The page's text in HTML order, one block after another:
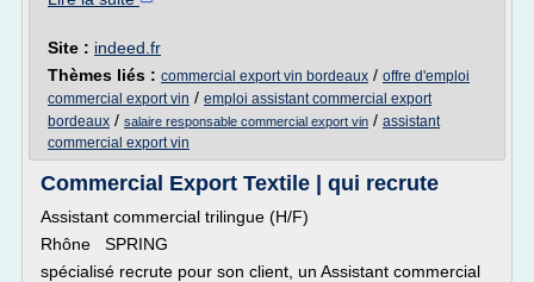
Site : indeed.fr
Thèmes liés : commercial export vin bordeaux / offre d'emploi
commercial export vin / emploi assistant commercial export
bordeaux / salaire responsable commercial export vin / assistant
commercial export vin
Commercial Export Textile | qui recrute
Assistant commercial trilingue (H/F)
Rhône SPRING
spécialisé recrute pour son client, un Assistant commercial